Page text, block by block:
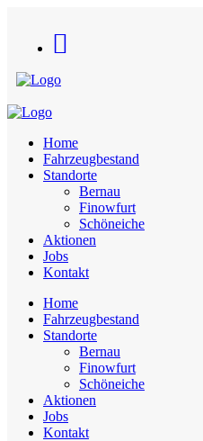
Home
Fahrzeugbestand
Standorte
Bernau
Finowfurt
Schöneiche
Aktionen
Jobs
Kontakt
Home
Fahrzeugbestand
Standorte
Bernau
Finowfurt
Schöneiche
Aktionen
Jobs
Kontakt